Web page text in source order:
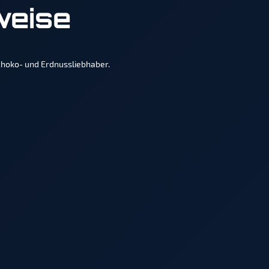
und Erdnussliebhaber.